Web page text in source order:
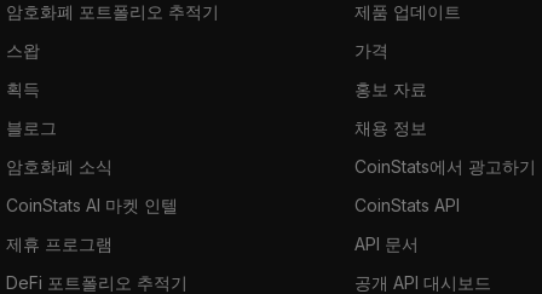
암호화폐 포트폴리오 추적기
스왑
획득
블로그
암호화폐 소식
CoinStats AI 마켓 인텔
제휴 프로그램
DeFi 포트폴리오 추적기
제품 업데이트
가격
홍보 자료
채용 정보
CoinStats에서 광고하기
CoinStats API
API 문서
공개 API 대시보드